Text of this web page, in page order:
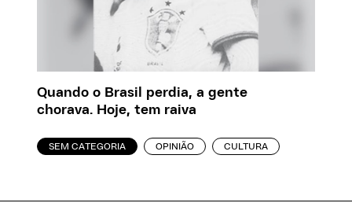
Quando o Brasil perdia, a gente
chorava. Hoje, tem raiva
SEM CATEGORIA OPINIÃO CULTURA